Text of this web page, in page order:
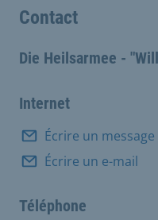
Contact
Die Heilsarmee -
Internet
Écrire un message
Écrire un e-mail
Téléphone